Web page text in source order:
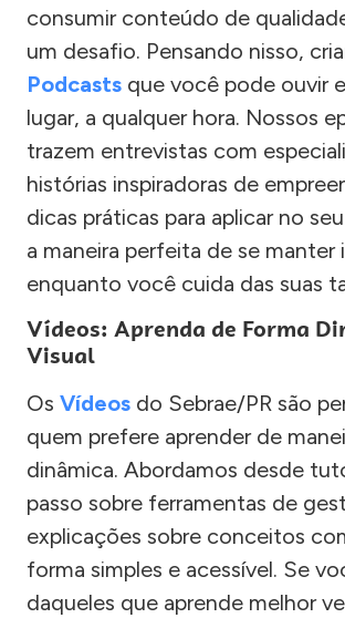
consumir conteúdo de
um desafio. Pensando nisso,
Podcasts que você pode ouvir
lugar, a qualquer hora. Nossos
trazem entrevistas com
histórias inspiradoras de
dicas práticas para aplicar no
a maneira perfeita de se manter
enquanto você cuida das suas
Vídeos: Aprenda de Forma
Visual
Os Vídeos do Sebrae/PR são
quem prefere aprender de
dinâmica. Abordamos desde
passo sobre ferramentas de
explicações sobre conceitos
forma simples e acessível. Se
daqueles que aprende melhor